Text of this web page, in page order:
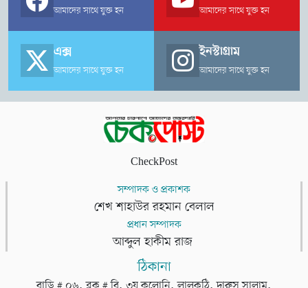
আমাদের সাথে যুক্ত হন আমাদের সাথে যুক্ত হন
এক্স
আমাদের সাথে যুক্ত হন
ইনস্টাগ্রাম
আমাদের সাথে যুক্ত হন
CheckPost
সম্পাদক ও প্রকাশক
শেখ শাহাউর রহমান বেলাল
প্রধান সম্পাদক
আব্দুল হাকীম রাজ
ঠিকানা